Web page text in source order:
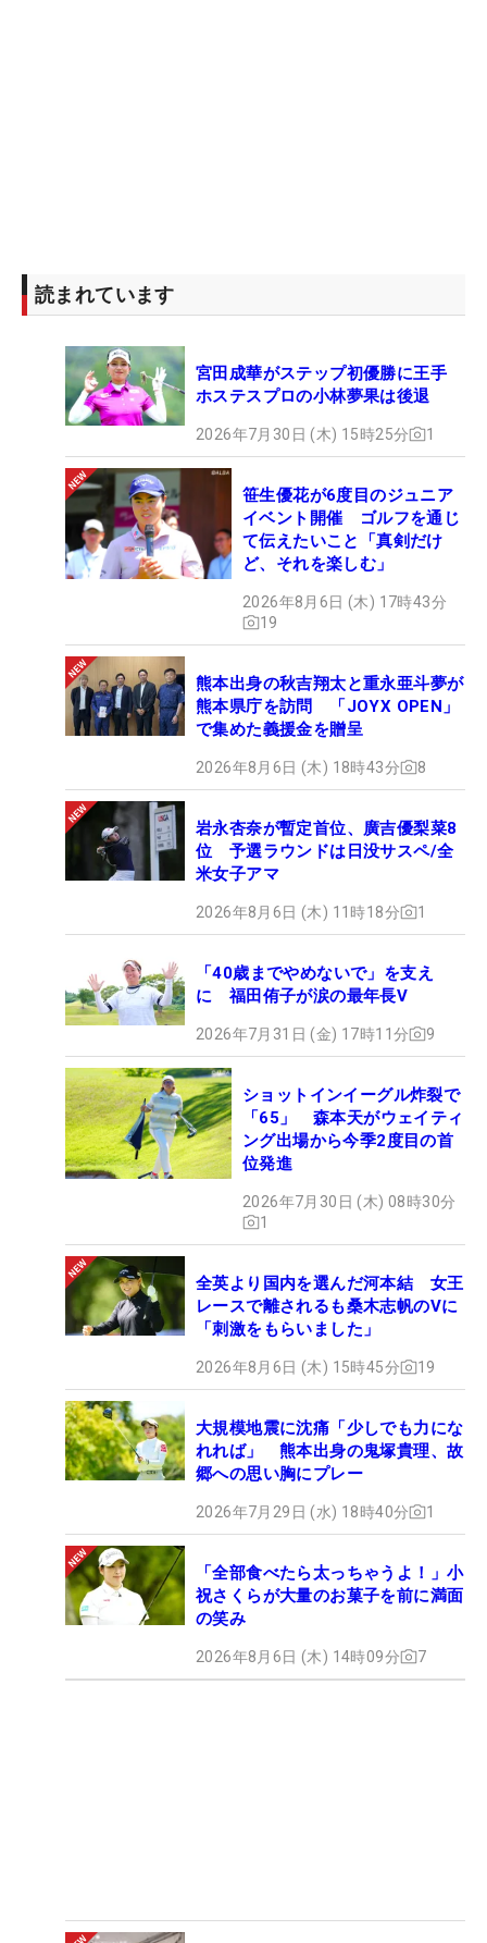
読まれています
宮田成華がステップ初優勝に王手
ホステスプロの小林夢果は後退
2026年7月30日 (木) 15時25分 1
笹生優花が6度目のジュニア
イベント開催 ゴルフを通じ
て伝えたいこと「真剣だけ
ど、それを楽しむ」
2026年8月6日 (木) 17時43分
19
熊本出身の秋吉翔太と重永亜斗夢が
熊本県庁を訪問 「JOYX OPEN」
で集めた義援金を贈呈
2026年8月6日 (木) 18時43分 8
岩永杏奈が暫定首位、廣吉優梨菜8
位 予選ラウンドは日没サスペ/全
米女子アマ
2026年8月6日 (木) 11時18分 1
「40歳までやめないで」を支え
に 福田侑子が涙の最年長V
2026年7月31日 (金) 17時11分 9
ショットインイーグル炸裂で
「65」 森本天がウェイティ
ング出場から今季2度目の首
位発進
2026年7月30日 (木) 08時30分
1
全英より国内を選んだ河本結 女王
レースで離されるも桑木志帆のVに
「刺激をもらいました」
2026年8月6日 (木) 15時45分 19
大規模地震に沈痛「少しでも力にな
れれば」 熊本出身の鬼塚貴理、故
郷への思い胸にプレー
2026年7月29日 (水) 18時40分 1
「全部食べたら太っちゃうよ！」小
祝さくらが大量のお菓子を前に満面
の笑み
2026年8月6日 (木) 14時09分 7